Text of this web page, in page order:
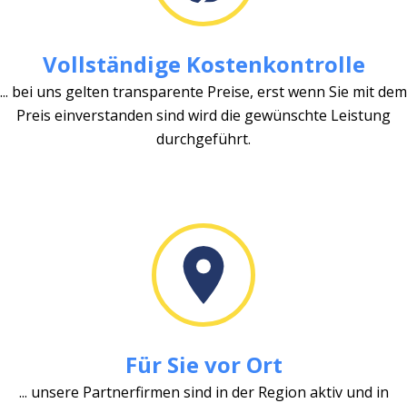
Vollständige Kostenkontrolle
... bei uns gelten transparente Preise, erst wenn Sie mit dem
Preis einverstanden sind wird die gewünschte Leistung
durchgeführt.
Für Sie vor Ort
... unsere Partnerfirmen sind in der Region aktiv und in